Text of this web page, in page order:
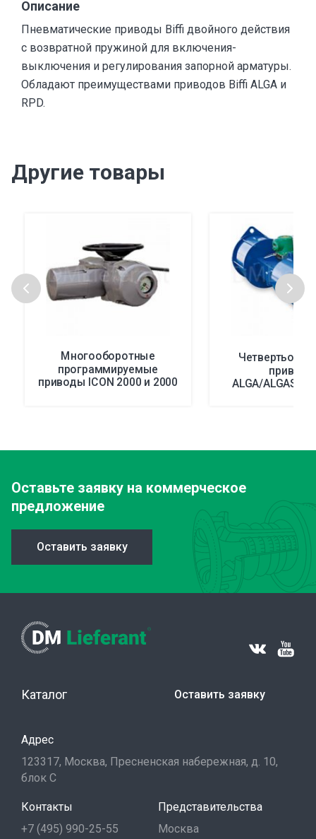
Описание
Пневматические приводы Biffi двойного действия
с возвратной пружиной для включения-
выключения и регулирования запорной арматуры.
Обладают преимуществами приводов Biffi ALGA и
RPD.
Другие товары
Многооборотные
программируемые
приводы ICON 2000 и 2000
приводы
ALGA/ALGAS/
Оставьте заявку на коммерческое
предложение
Оставить заявку
Каталог Оставить заявку
Адрес
123317, Москва, Пресненская набережная, д. 10,
блок С
Контакты
+7 (495) 990-25-55
Представительства
Москва